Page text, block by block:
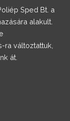
Sped Bt. a
alakult.
változtattuk,
át.